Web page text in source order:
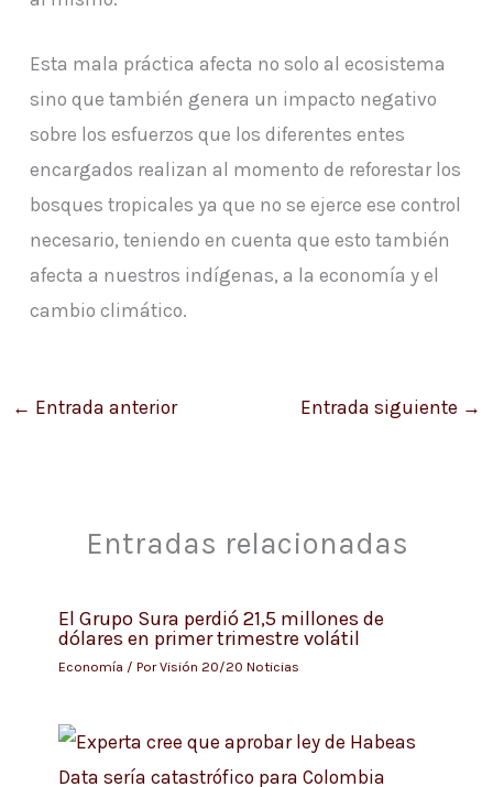
Esta mala práctica afecta no solo al ecosistema
sino que también genera un impacto negativo
sobre los esfuerzos que los diferentes entes
encargados realizan al momento de reforestar los
bosques tropicales ya que no se ejerce ese control
necesario, teniendo en cuenta que esto también
afecta a nuestros indígenas, a la economía y el
cambio climático.
← Entrada anterior Entrada siguiente →
Entradas relacionadas
El Grupo Sura perdió 21,5 millones de
dólares en primer trimestre volátil
Economía / PorVisión 20/20 Noticias